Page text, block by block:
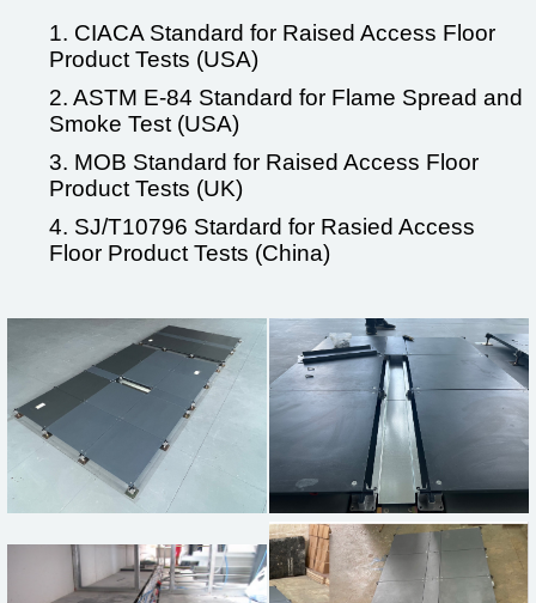
1. CIACA Standard for Raised Access Floor
Product Tests (USA)
2. ASTM E-84 Standard for Flame Spread and
Smoke Test (USA)
3. MOB Standard for Raised Access Floor
Product Tests (UK)
4. SJ/T10796 Stardard for Rasied Access
Floor Product Tests (China)